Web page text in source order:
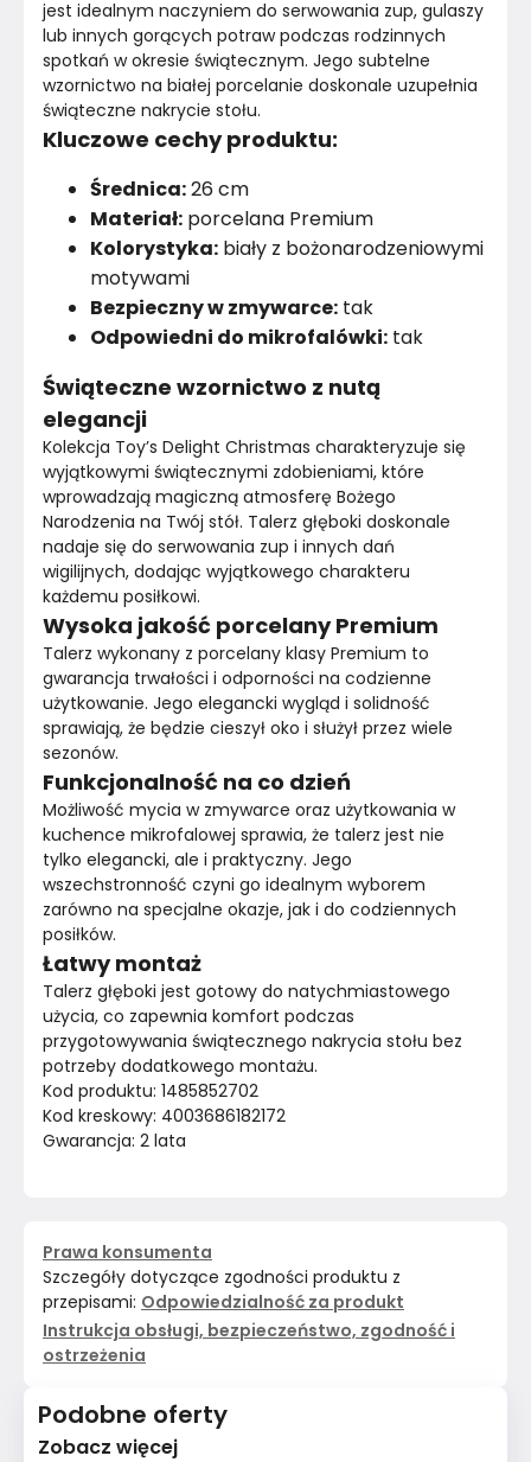
jest idealnym naczyniem do serwowania zup, gulaszy
lub innych gorących potraw podczas rodzinnych
spotkań w okresie świątecznym. Jego subtelne
wzornictwo na białej porcelanie doskonale uzupełnia
świąteczne nakrycie stołu.
Kluczowe cechy produktu:
Średnica:26 cm
Materiał: porcelana Premium
Kolorystyka: biały z bożonarodzeniowymi
motywami
Bezpieczny w zmywarce: tak
Odpowiedni do mikrofalówki: tak
Świąteczne wzornictwo z nutą
elegancji
Kolekcja Toy’s Delight Christmas charakteryzuje się
wyjątkowymi świątecznymi zdobieniami, które
wprowadzają magiczną atmosferę Bożego
Narodzenia na Twój stół. Talerz głęboki doskonale
nadaje się do serwowania zup i innych dań
wigilijnych, dodając wyjątkowego charakteru
każdemu posiłkowi.
Wysoka jakość porcelany Premium
Talerz wykonany z porcelany klasy Premium to
gwarancja trwałości i odporności na codzienne
użytkowanie. Jego elegancki wygląd i solidność
sprawiają, że będzie cieszył oko i służył przez wiele
sezonów.
Funkcjonalność na co dzień
Możliwość mycia w zmywarce oraz użytkowania w
kuchence mikrofalowej sprawia, że talerz jest nie
tylko elegancki, ale i praktyczny. Jego
wszechstronność czyni go idealnym wyborem
zarówno na specjalne okazje, jak i do codziennych
posiłków.
Łatwy montaż
Talerz głęboki jest gotowy do natychmiastowego
użycia, co zapewnia komfort podczas
przygotowywania świątecznego nakrycia stołu bez
potrzeby dodatkowego montażu.
Kod produktu: 1485852702
Kod kreskowy: 4003686182172
Gwarancja: 2 lata
Prawa konsumenta
Szczegóły dotyczące zgodności produktu z
przepisami: Odpowiedzialność za produkt
Instrukcja obsługi, bezpieczeństwo, zgodność i
ostrzeżenia
Podobne oferty
Zobacz więcej